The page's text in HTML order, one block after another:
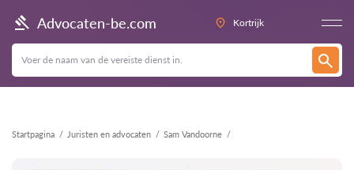
Advocaten-be.com Kortrijk
Startpagina Juristen en advocaten Sam Vandoorne
Terug